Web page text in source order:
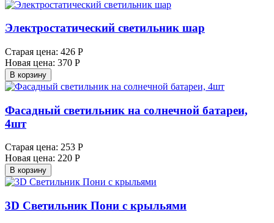
Электростатический светильник шар
Старая цена: 426 Р
Новая цена: 370 Р
В корзину
Фасадный светильник на солнечной батареи,
4шт
Старая цена: 253 Р
Новая цена: 220 Р
В корзину
3D Светильник Пони с крыльями